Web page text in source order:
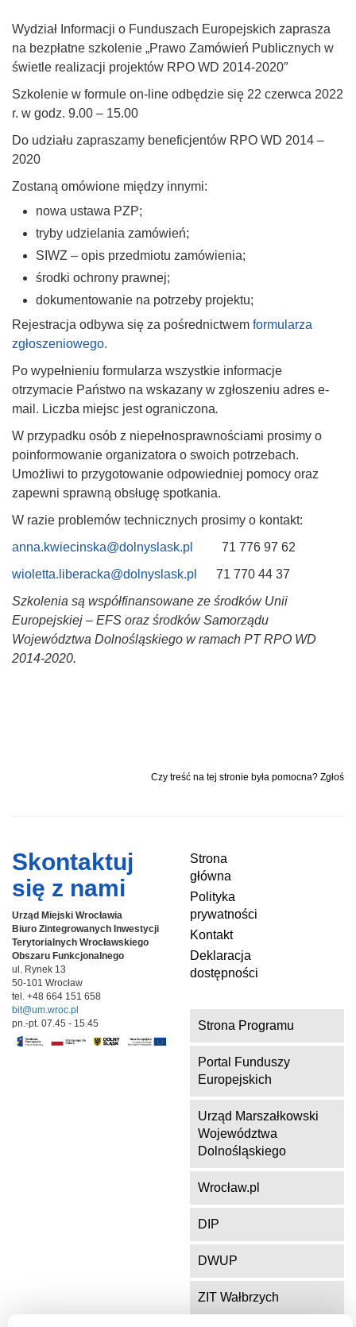
Wydział Informacji o Funduszach Europejskich zaprasza
na bezpłatne szkolenie „Prawo Zamówień Publicznych w
świetle realizacji projektów RPO WD 2014-2020″
Szkolenie w formule on-line odbędzie się 22 czerwca 2022
r. w godz. 9.00 – 15.00
Do udziału zapraszamy beneficjentów RPO WD 2014 –
2020
Zostaną omówione między innymi:
nowa ustawa PZP;
tryby udzielania zamówień;
SIWZ – opis przedmiotu zamówienia;
środki ochrony prawnej;
dokumentowanie na potrzeby projektu;
Rejestracja odbywa się za pośrednictwem formularza
zgłoszeniowego.
Po wypełnieniu formularza wszystkie informacje
otrzymacie Państwo na wskazany w zgłoszeniu adres e-
mail. Liczba miejsc jest ograniczona.
W przypadku osób z niepełnosprawnościami prosimy o
poinformowanie organizatora o swoich potrzebach.
Umożliwi to przygotowanie odpowiedniej pomocy oraz
zapewni sprawną obsługę spotkania.
W razie problemów technicznych prosimy o kontakt:
anna.kwiecinska@dolnyslask.pl
71 776 97 62
wioletta.liberacka@dolnyslask.pl
71 770 44 37
Szkolenia są współfinansowane ze środków Unii
Europejskiej – EFS oraz środków Samorządu
Województwa Dolnośląskiego w ramach PT RPO WD
2014-2020.
Czy treść na tej stronie była pomocna? Zgłoś
Skontaktuj
się z nami
Urząd Miejski Wrocławia
Biuro Zintegrowanych Inwestycji
Terytorialnych Wrocławskiego
Obszaru Funkcjonalnego
ul. Rynek 13
50-101 Wrocław
tel. +48 664 151 658
bit@um.wroc.pl
pn.-pt. 07.45 - 15.45
Strona
główna
Polityka
prywatności
Kontakt
Deklaracja
dostępności
Strona Programu
Portal Funduszy
Europejskich
Urząd Marszałkowski
Województwa
Dolnośląskiego
Wrocław.pl
DIP
DWUP
ZIT Wałbrzych